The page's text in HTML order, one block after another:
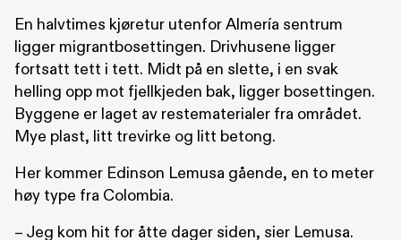
En halvtimes kjøretur utenfor Almería sentrum
ligger migrantbosettingen. Drivhusene ligger
fortsatt tett i tett. Midt på en slette, i en svak
helling opp mot fjellkjeden bak, ligger bosettingen.
Byggene er laget av restematerialer fra området.
Mye plast, litt trevirke og litt betong.
Her kommer Edinson Lemusa gående, en to meter
høy type fra Colombia.
– Jeg kom hit for åtte dager siden, sier Lemusa.